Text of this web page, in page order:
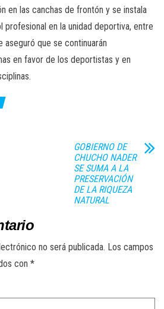
en las canchas de frontón y se instala
profesional en la unidad deportiva, entre
que se continuarán
en favor de los deportistas y en
GOBIERNO DE
CHUCHO NADER
SE SUMA A LA
PRESERVACIÓN
DE LA RIQUEZA
NATURAL
no será publicada. Los campos
con *